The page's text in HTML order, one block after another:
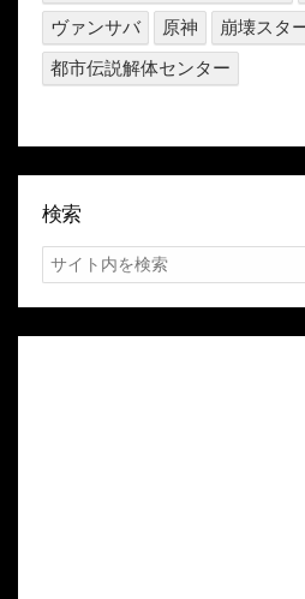
ヴァンサバ
原神
崩壊スタ
都市伝説解体センター
検索
検
索